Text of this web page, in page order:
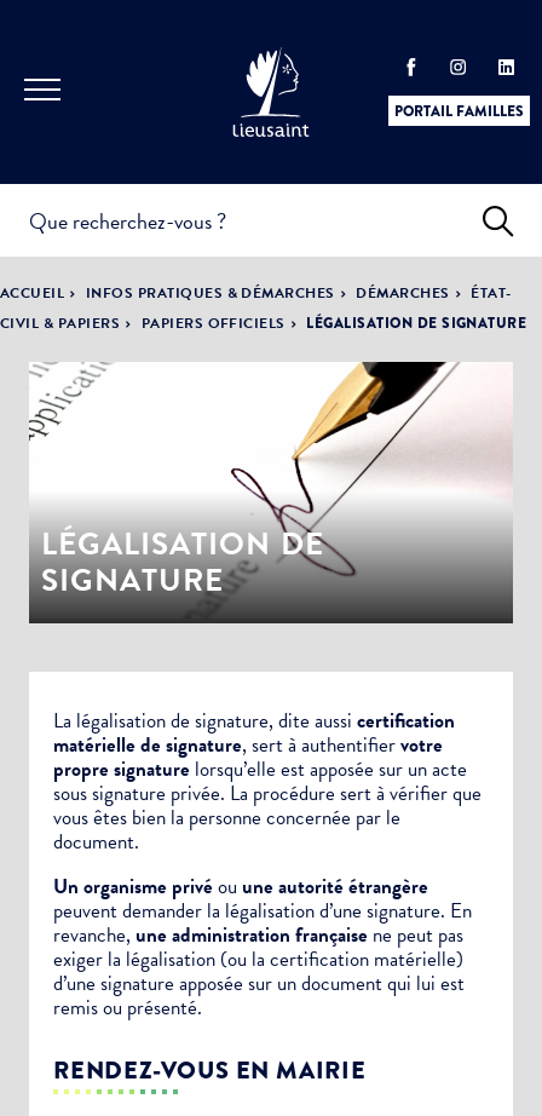
PORTAIL FAMILLES
PRATIQUES &
DÉMARCHES
ACTUALITÉS &
ÉVÈNEMENTS
DÉMOCRATIE
PARTICIPATIVE
ACCUEIL INFOS PRATIQUES & DÉMARCHES DÉMARCHES
ÉTAT-
CIVIL & PAPIERS
PAPIERS OFFICIELS LÉGALISATION DE SIGNATURE
LÉGALISATION DE
SIGNATURE
La légalisation de signature, dite aussi certification
matérielle de signature, sert à authentifiervotre
propre signature lorsqu’elle est apposée sur unacte
sous signature privée. La procédure sert à vérifier que
vous êtes bien la personne concernée par le
document.
Un organisme privéou une autorité étrangère
peuvent demander la légalisation d’une signature. En
revanche, une administration française ne peut pas
exiger la légalisation (ou la certification matérielle)
d’une signature apposée sur un document qui lui est
remis ou présenté.
RENDEZ-VOUS EN MAIRIE